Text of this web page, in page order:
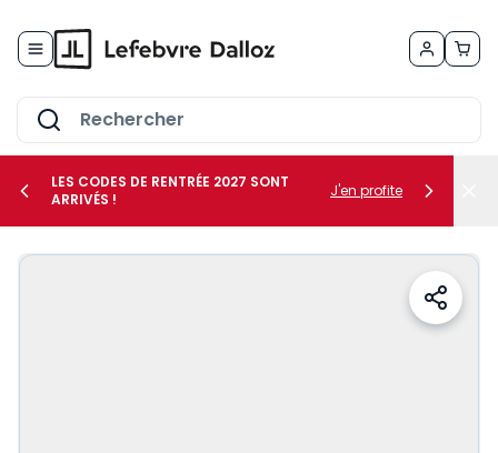
le sous-menu Vos métiers
LES CODES DE RENTRÉE 2027 SONT
ARRIVÉS !
J'en profite